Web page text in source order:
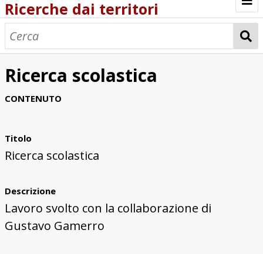
Ricerche dai territori
Sfoglia tutte le ricerche
Ricerche dai territori
Ricerca per località
Ricerca scolastica
CONTENUTO
Titolo
Ricerca scolastica
Descrizione
Lavoro svolto con la collaborazione di
Gustavo Gamerro